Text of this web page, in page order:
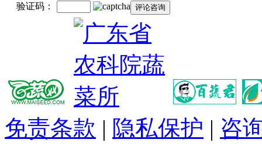
验证码：
免责条款 | 隐私保护 | 咨